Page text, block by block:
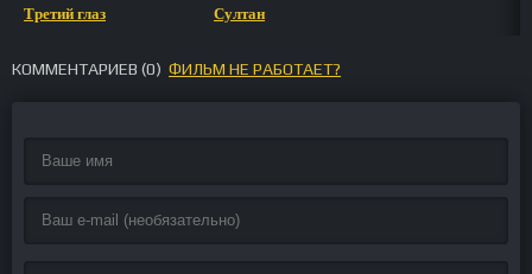
Третий глаз Султан
КОММЕНТАРИЕВ (0) ФИЛЬМ НЕ РАБОТАЕТ?